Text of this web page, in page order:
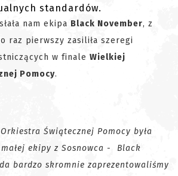
standardów.
nam ekipa Black November, z
raz pierwszy zasiliła szeregi
w finale Wielkiej
Pomocy.
Świątecznej Pomocy była
ekipy z Sosnowca - Black
bardzo skromnie zaprezentowaliśmy